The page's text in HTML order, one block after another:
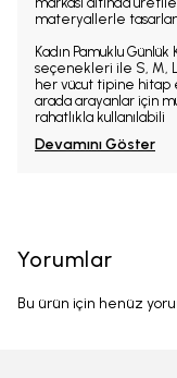
materyallerle
Kadın Pamuklu
seçenekleri ile S, M,
her vücut tipine hitap
arada arayanlar için
rahatlıkla kullanılabili
Devamını Göster
Yorumlar
Bu ürün için henüz